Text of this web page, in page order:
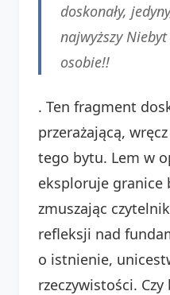
doskonały,
najwyższy
osobie!!
. Ten fragment
przerażającą,
tego bytu. Lem w
eksploruje granice
zmuszając
refleksji nad
o istnienie,
rzeczywistości.